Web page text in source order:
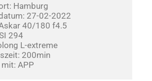
Hamburg
27-02-2022
40/180 f4.5
294
L-extreme
200min
APP